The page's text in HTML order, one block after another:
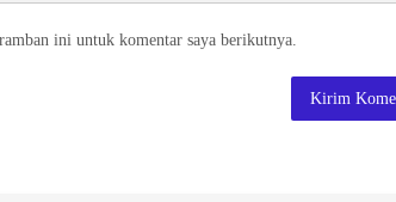
ini untuk komentar saya berikutnya.